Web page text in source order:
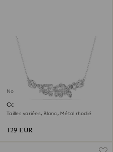
Nouveau
Collier Diapason
Tailles variées, Blanc, Métal rhodié
129 EUR